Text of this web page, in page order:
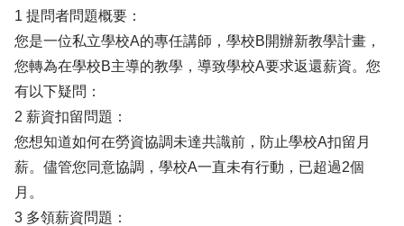
1 提問者問題概要：
您是一位私立學校A的專任講師，學校B開辦新教學計畫，
您轉為在學校B主導的教學，導致學校A要求返還薪資。您
有以下疑問：
2 薪資扣留問題：
您想知道如何在勞資協調未達共識前，防止學校A扣留月
薪。儘管您同意協調，學校A一直未有行動，已超過2個
月。
3 多領薪資問題：